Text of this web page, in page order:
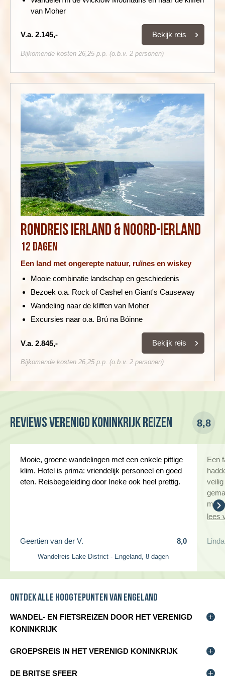
van Moher
V.a. 2.145,- Bekijk reis
Bijkomende kosten 26,25 p.p. (o.b.v. 2 personen)
Rondreis Ierland & Noord-Ierland
12 dagen
Een land met ongerepte natuur, ruïnes en wiskey
Mooie combinatie landschap en geschiedenis
Bezoek o.a. Rock of Cashel en Giant's Causeway
Wandeling naar de kliffen van Moher
Excursies naar o.a. Brú na Bóinne
V.a. 2.845,- Bekijk reis
Bijkomende kosten 26,25 p.p. (o.b.v. 2 personen)
Reviews Verenigd Koninkrijk reizen 8,8
Mooie, groene wandelingen met een enkele pittige
klim. Hotel is prima: vriendelijk personeel en goed
eten. Reisbegeleiding door Ineke ook heel prettig.
Geertien van der V. 8,0
Wandelreis Lake District - Engeland, 8 dagen
Een
lees
Ontdek alle hoogtepunten van Engeland
WANDEL- EN FIETSREIZEN DOOR HET VERENIGD
KONINKRIJK
fietsers. Uitgestrekte kusten, groene heuvels, ruige
GROEPSREIS IN HET VERENIGD KONINKRIJK
DE BRITSE SFEER